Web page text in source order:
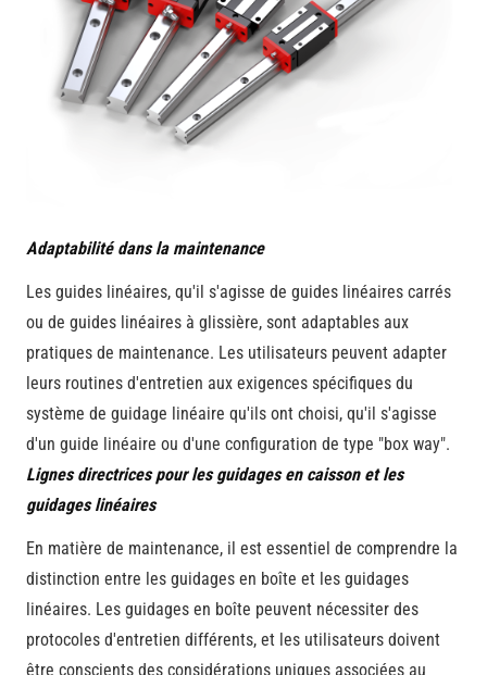
Adaptabilité dans la maintenance
Les guides linéaires, qu'il s'agisse de guides linéaires carrés
ou de guides linéaires à glissière, sont adaptables aux
pratiques de maintenance. Les utilisateurs peuvent adapter
leurs routines d'entretien aux exigences spécifiques du
système de guidage linéaire qu'ils ont choisi, qu'il s'agisse
d'un guide linéaire ou d'une configuration de type "box way".
Lignes directrices pour les guidages en caisson et les
guidages linéaires
En matière de maintenance, il est essentiel de comprendre la
distinction entre les guidages en boîte et les guidages
linéaires. Les guidages en boîte peuvent nécessiter des
protocoles d'entretien différents, et les utilisateurs doivent
être conscients des considérations uniques associées au